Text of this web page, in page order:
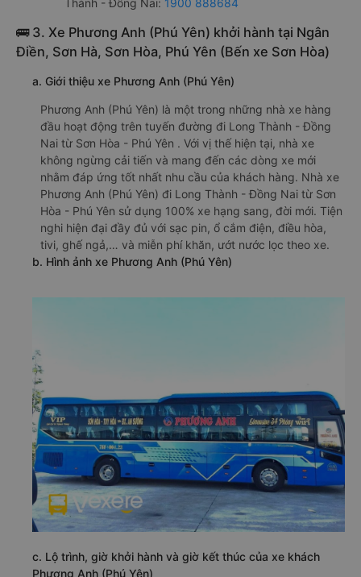
Thành - Đồng Nai: 1900 888684
🚌 3. Xe Phương Anh (Phú Yên) khởi hành tại Ngân
Điền, Sơn Hà, Sơn Hòa, Phú Yên (Bến xe Sơn Hòa)
a. Giới thiệu xe Phương Anh (Phú Yên)
Phương Anh (Phú Yên) là một trong những nhà xe hàng
đầu hoạt động trên tuyến đường đi Long Thành - Đồng
Nai từ Sơn Hòa - Phú Yên . Với vị thế hiện tại, nhà xe
không ngừng cải tiến và mang đến các dòng xe mới
nhằm đáp ứng tốt nhất nhu cầu của khách hàng. Nhà xe
Phương Anh (Phú Yên) đi Long Thành - Đồng Nai từ Sơn
Hòa - Phú Yên sử dụng 100% xe hạng sang, đời mới. Tiện
nghi hiện đại đầy đủ với sạc pin, ổ cắm điện, điều hòa,
tivi, ghế ngả,… và miễn phí khăn, ướt nước lọc theo xe.
b. Hình ảnh xe Phương Anh (Phú Yên)
c. Lộ trình, giờ khởi hành và giờ kết thúc của xe khách
Phương Anh (Phú Yên)